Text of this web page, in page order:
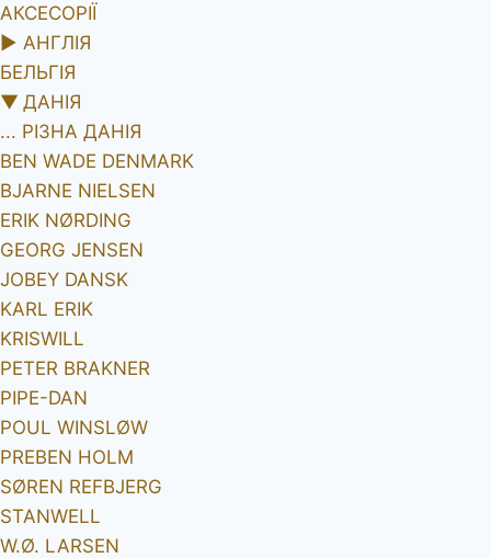
АКСЕСОРІЇ
► АНГЛІЯ
БЕЛЬГІЯ
▼ ДАНІЯ
... РІЗНА ДАНІЯ
BEN WADE DENMARK
BJARNE NIELSEN
ERIK NØRDING
GEORG JENSEN
JOBEY DANSK
KARL ERIK
KRISWILL
PETER BRAKNER
PIPE-DAN
POUL WINSLØW
PREBEN HOLM
SØREN REFBJERG
STANWELL
W.Ø. LARSEN